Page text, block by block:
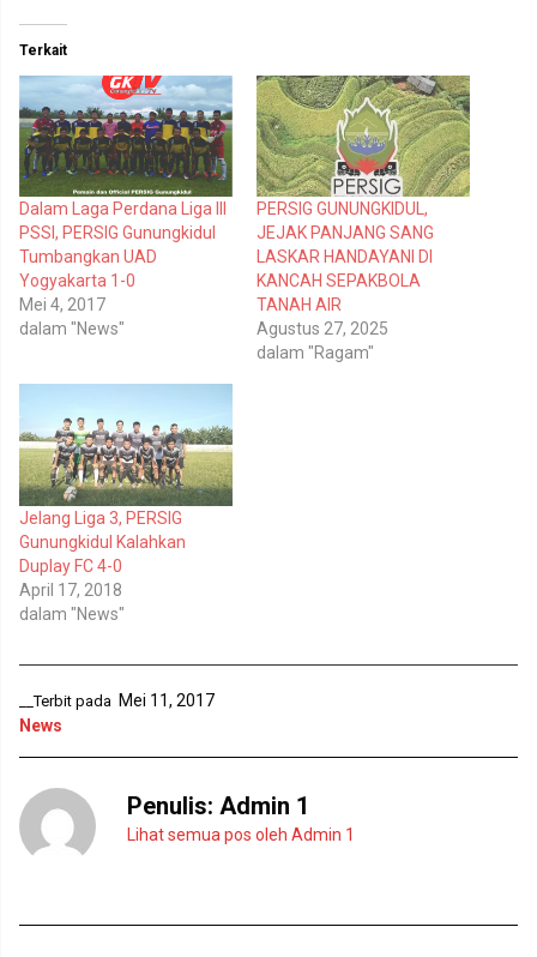
n
t
u
k
r
b
a
g
i
p
a
d
a
T
w
i
t
t
e
M
m
b
u
k
a
d
i
j
e
n
d
e
l
a
n
b
a
)
k
m
e
m
b
a
g
i
k
a
n
d
i
F
a
e
k
e
m
b
u
k
a
d
i
j
e
y
n
g
r
Terkait
Dalam Laga Perdana Liga III
PSSI, PERSIG Gunungkidul
Tumbangkan UAD
Yogyakarta 1-0
Mei 4, 2017
dalam "News"
PERSIG GUNUNGKIDUL,
JEJAK PANJANG SANG
LASKAR HANDAYANI DI
KANCAH SEPAKBOLA
TANAH AIR
Agustus 27, 2025
dalam "Ragam"
Jelang Liga 3, PERSIG
Gunungkidul Kalahkan
Duplay FC 4-0
April 17, 2018
dalam "News"
__Terbit pada Mei 11, 2017
News
Penulis: Admin 1
Lihat semua pos oleh Admin 1